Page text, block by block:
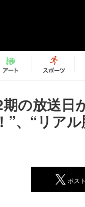
の放送
、“リア
ポスト